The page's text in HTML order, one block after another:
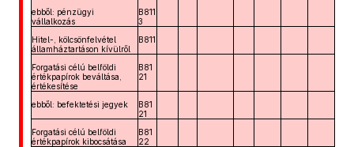
ebből: pénzügyi
vállalkozás
B811
3
Hitel-, kölcsönfelvétel
államháztartáson kívülről
B811
Forgatási célú belföldi
értékpapírok beváltása,
értékesítése
B81
21
ebből: befektetési jegyek
B81
21
Forgatási célú belföldi
értékpapírok kibocsátása
B81
22